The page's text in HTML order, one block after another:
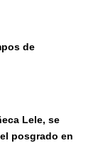
de
Lele, se
posgrado en